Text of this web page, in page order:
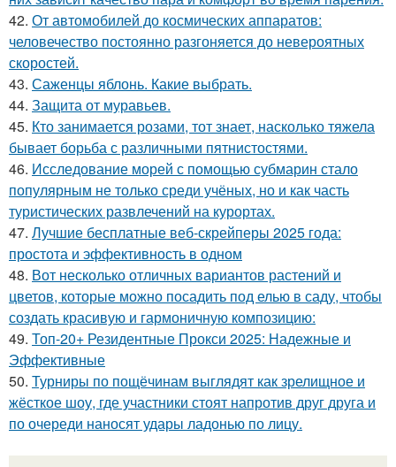
42. От автомобилей до космических аппаратов:
человечество постоянно разгоняется до невероятных
скоростей.
43. Саженцы яблонь. Какие выбрать.
44. Защита от муравьев.
45. Кто занимается розами, тот знает, насколько тяжела
бывает борьба с различными пятнистостями.
46. Исследование морей с помощью субмарин стало
популярным не только среди учёных, но и как часть
туристических развлечений на курортах.
47. Лучшие бесплатные веб-скрейперы 2025 года:
простота и эффективность в одном
48. Вот несколько отличных вариантов растений и
цветов, которые можно посадить под елью в саду, чтобы
создать красивую и гармоничную композицию:
49. Топ-20+ Резидентные Прокси 2025: Надежные и
Эффективные
50. Турниры по пощёчинам выглядят как зрелищное и
жёсткое шоу, где участники стоят напротив друг друга и
по очереди наносят удары ладонью по лицу.